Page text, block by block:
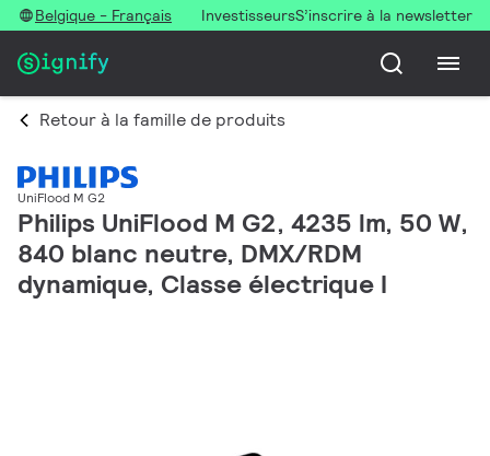
Belgique - Français InvestisseursS’inscrire à la newsletter
Retour à la famille de produits
UniFlood M G2
Philips UniFlood M G2, 4235 lm, 50 W,
840 blanc neutre, DMX/RDM
dynamique, Classe électrique I